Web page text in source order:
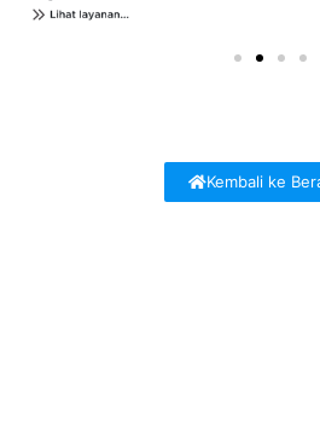
Kembali ke